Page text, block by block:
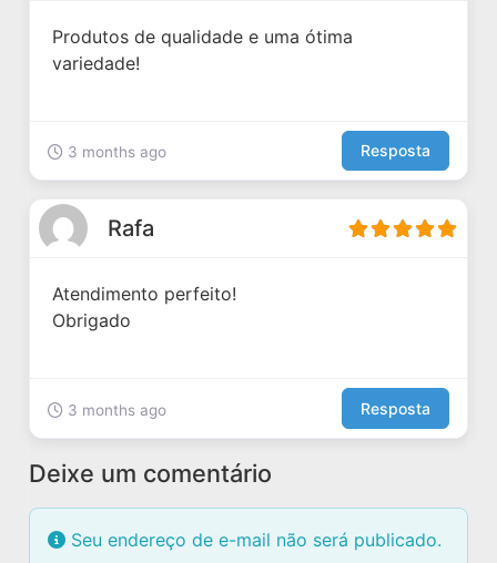
Produtos de qualidade e uma ótima
variedade!
3 months ago Resposta
Rafa
Atendimento perfeito!
Obrigado
3 months ago Resposta
Deixe um comentário
Seu endereço de e-mail não será publicado.